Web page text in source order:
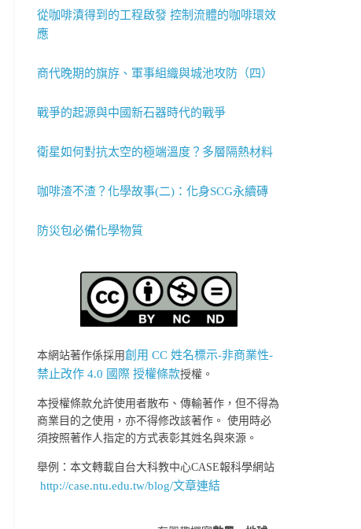
從咖啡漬得到的工程啟發 控制流體的咖啡環效
應
商代晚期的旗斿、軍事組織與城池攻防（四）
戰爭的起源與中國新石器時代的戰爭
衛星如何對抗太空的極端溫度？多層隔熱材料
咖啡渣不渣？化學故事(二)：化身SCG永續磚
防災包必備化學物質
本網站著作係採用創用 CC 姓名標示-非商業性-
禁止改作 4.0 國際 授權條款授權。
本授權條款允許使用者散布、傳輸著作，但不得為
商業目的之使用，亦不得修改該著作。 使用時必
須按照著作人指定的方式表彰其姓名與來源。
舉例：本文轉載自台大科教中心CASE報科學網站
http://case.ntu.edu.tw/blog/文章連結